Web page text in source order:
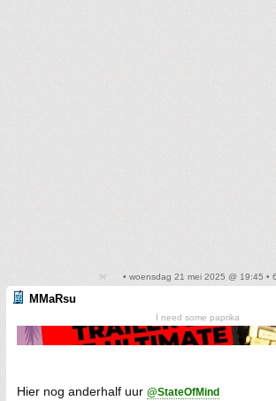
• woensdag 21 mei 2025 @ 19:45 •
MMaRsu
I need some paprika
Hier nog anderhalf uur @StateOfMind